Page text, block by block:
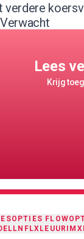
verdere
Lees
Krijg
OPTIES FLOW
NFLX LEUURI